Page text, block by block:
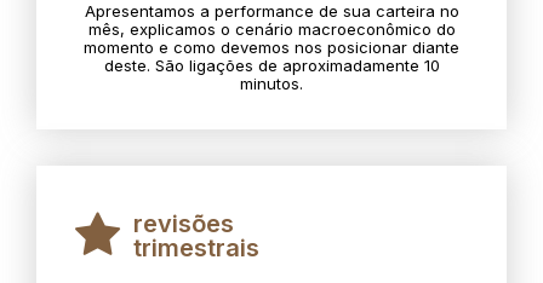
Apresentamos a performance de sua carteira no
mês, explicamos o cenário macroeconômico do
momento e como devemos nos posicionar diante
deste. São ligações de aproximadamente 10
minutos.
revisões
trimestrais